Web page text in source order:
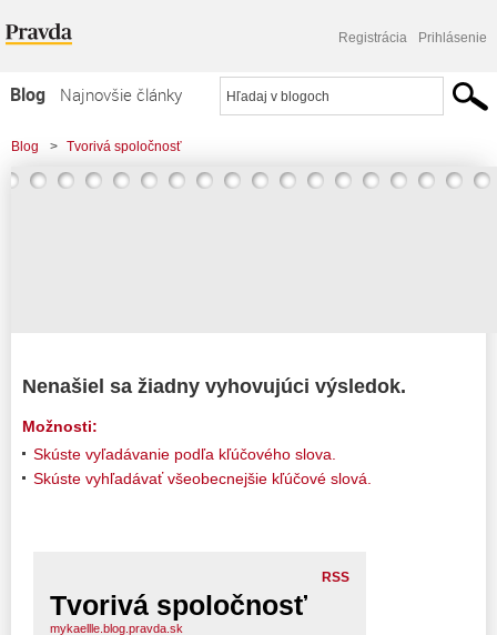
Registrácia Prihlásenie
Blog
Najnovšie články
Najčítanejšie články
Najkomentovanejšie články
Blog > Tvorivá spoločnosť
Nenašiel sa žiadny vyhovujúci výsledok.
Možnosti:
Skúste vyľadávanie podľa kľúčového slova.
Skúste vyhľadávať všeobecnejšie kľúčové slová.
RSS
Tvorivá spoločnosť
mykaellle.blog.pravda.sk